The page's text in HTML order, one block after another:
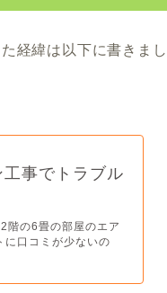
経緯は以下に書きまし
事でトラブル
階の6畳の部屋のエア
に口コミが少ないの